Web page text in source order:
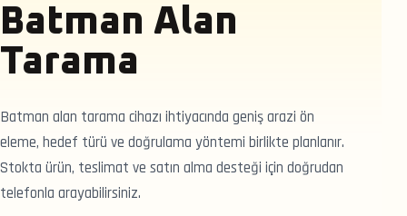
Batman Alan
Tarama
Batman alan tarama cihazı ihtiyacında geniş arazi ön
eleme, hedef türü ve doğrulama yöntemi birlikte planlanır.
Stokta ürün, teslimat ve satın alma desteği için doğrudan
telefonla arayabilirsiniz.